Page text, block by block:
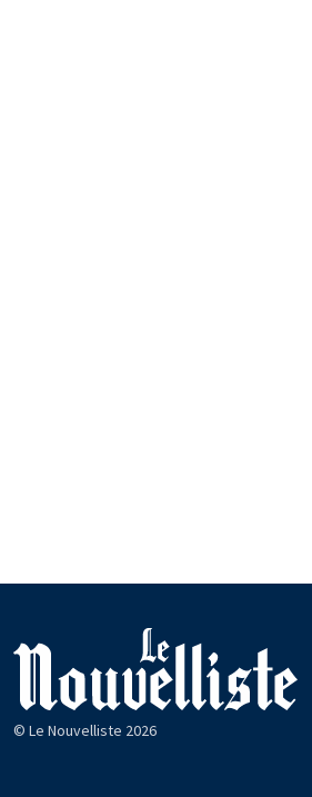
© Le Nouvelliste 2026